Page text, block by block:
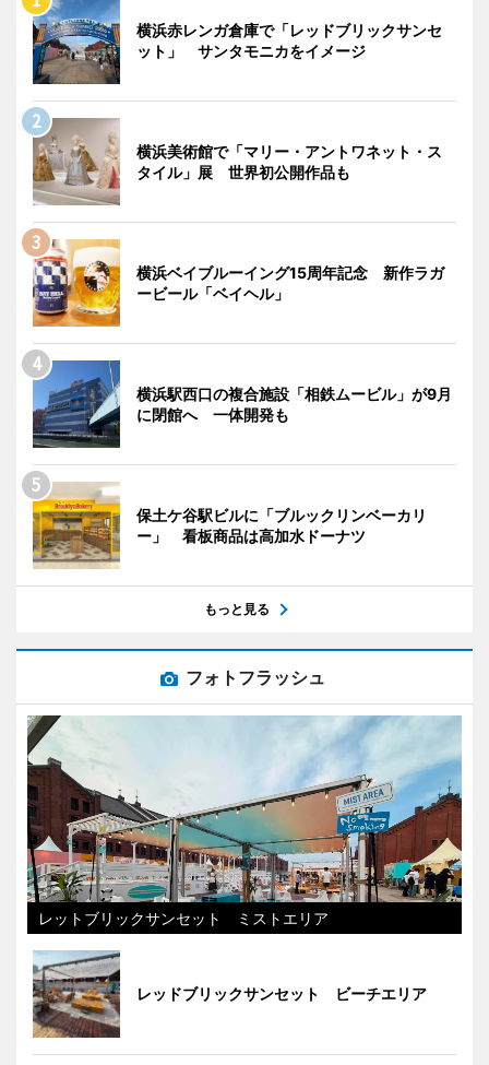
横浜赤レンガ倉庫で「レッドブリックサンセ
ット」 サンタモニカをイメージ
横浜美術館で「マリー・アントワネット・ス
タイル」展 世界初公開作品も
横浜ベイブルーイング15周年記念 新作ラガ
ービール「ベイヘル」
横浜駅西口の複合施設「相鉄ムービル」が9月
に閉館へ 一体開発も
保土ケ谷駅ビルに「ブルックリンベーカリ
ー」 看板商品は高加水ドーナツ
もっと見る
フォトフラッシュ
レットブリックサンセット ミストエリア
レッドブリックサンセット ビーチエリア